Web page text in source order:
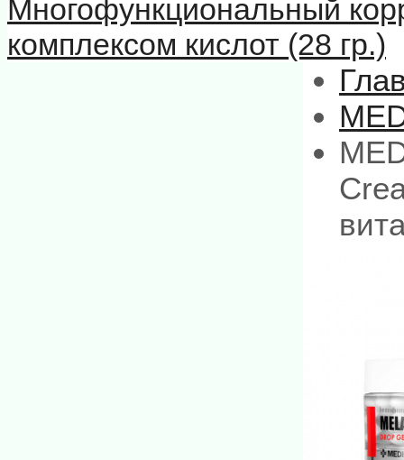
Многофункциональный
комплексом кислот (28 гр.)